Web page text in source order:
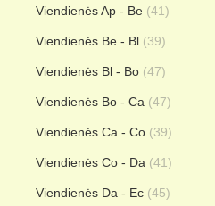
Viendienės Ap - Be (41)
Viendienės Be - Bl (39)
Viendienės Bl - Bo (47)
Viendienės Bo - Ca (47)
Viendienės Ca - Co (39)
Viendienės Co - Da (41)
Viendienės Da - Ec (45)